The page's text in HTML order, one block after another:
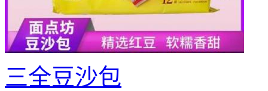
三全豆沙包